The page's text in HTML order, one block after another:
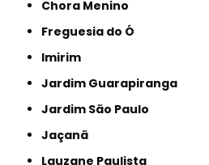
Chora Menino
Freguesia do Ó
Imirim
Jardim Guarapiranga
Jardim São Paulo
Jaçanã
Lauzane Paulista